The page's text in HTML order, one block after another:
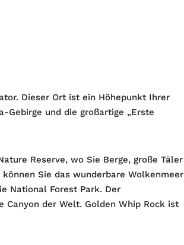
Dieser Ort ist ein Höhepunkt Ihrer
Gebirge und die großartige „Erste
Reserve, wo Sie Berge, große Täler
Sie das wunderbare Wolkenmeer
National Forest Park. Der
der Welt. Golden Whip Rock ist